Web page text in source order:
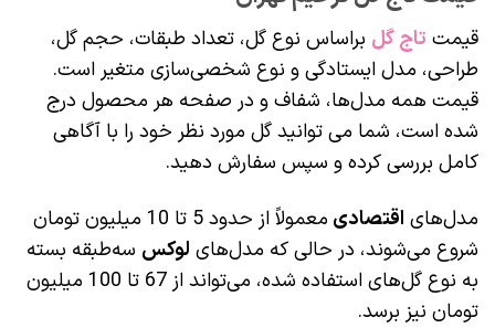
قیمت تاج گل براساس نوع گل، تعداد طبقات، حجم گل،
طراحی، مدل ایستادگی و نوع شخصی‌سازی متغیر است.
قیمت‌ همه مدل‌ها، شفاف و در صفحه هر محصول درج
شده‌ است، شما می توانید گل مورد نظر خود را با آگاهی
کامل بررسی کرده و سپس سفارش دهید.
مدل‌های اقتصادی
معمولاً از حدود 5 تا 10 میلیون تومان
شروع می‌شوند، در حالی که مدل‌های لوکس سه‌طبقه بسته
به نوع گل‌های استفاده شده، می‌تواند از 67 تا 100 میلیون
تومان نیز برسد.